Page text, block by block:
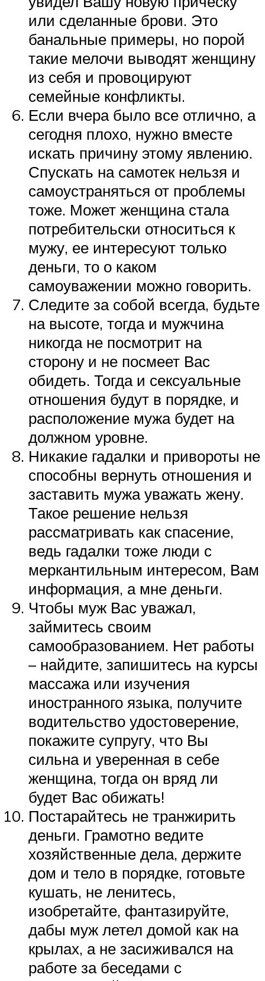
или сделанные брови. Это
банальные примеры, но порой
такие мелочи выводят женщину
из себя и провоцируют
семейные конфликты.
Если вчера было все отлично, а
сегодня плохо, нужно вместе
искать причину этому явлению.
Спускать на самотек нельзя и
самоустраняться от проблемы
тоже. Может женщина стала
потребительски относиться к
мужу, ее интересуют только
деньги, то о каком
самоуважении можно говорить.
Следите за собой всегда, будьте
на высоте, тогда и мужчина
никогда не посмотрит на
сторону и не посмеет Вас
обидеть. Тогда и сексуальные
отношения будут в порядке, и
расположение мужа будет на
должном уровне.
Никакие гадалки и привороты не
способны вернуть отношения и
заставить мужа уважать жену.
Такое решение нельзя
рассматривать как спасение,
ведь гадалки тоже люди с
меркантильным интересом, Вам
информация, а мне деньги.
Чтобы муж Вас уважал,
займитесь своим
самообразованием. Нет работы
– найдите, запишитесь на курсы
массажа или изучения
иностранного языка, получите
водительство удостоверение,
покажите супругу, что Вы
сильна и уверенная в себе
женщина, тогда он вряд ли
будет Вас обижать!
Постарайтесь не транжирить
деньги. Грамотно ведите
хозяйственные дела, держите
дом и тело в порядке, готовьте
кушать, не ленитесь,
изобретайте, фантазируйте,
дабы муж летел домой как на
крылах, а не засиживался на
работе за беседами с